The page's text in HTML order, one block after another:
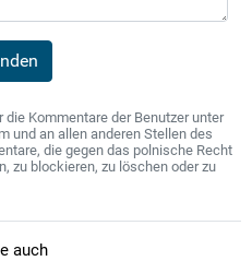
Kommentare der Benutzer unter
und an allen anderen Stellen des
die gegen das polnische Recht
zu blockieren, zu löschen oder zu
auch